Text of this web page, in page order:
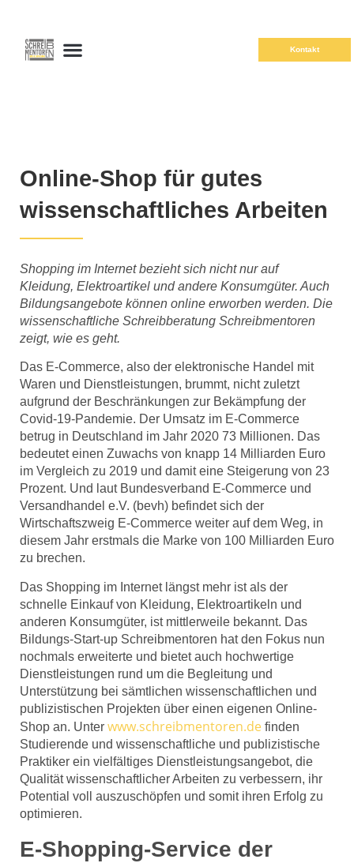
Kontakt
Online-Shop für gutes
wissenschaftliches Arbeiten
Shopping im Internet bezieht sich nicht nur auf
Kleidung, Elektroartikel und andere Konsumgüter. Auch
Bildungsangebote können online erworben werden. Die
wissenschaftliche Schreibberatung Schreibmentoren
zeigt, wie es geht.
Das E-Commerce, also der elektronische Handel mit
Waren und Dienstleistungen, brummt, nicht zuletzt
aufgrund der Beschränkungen zur Bekämpfung der
Covid-19-Pandemie. Der Umsatz im E-Commerce
betrug in Deutschland im Jahr 2020 73 Millionen. Das
bedeutet einen Zuwachs von knapp 14 Milliarden Euro
im Vergleich zu 2019 und damit eine Steigerung von 23
Prozent. Und laut Bundesverband E-Commerce und
Versandhandel e.V. (bevh) befindet sich der
Wirtschaftszweig E-Commerce weiter auf dem Weg, in
diesem Jahr erstmals die Marke von 100 Milliarden Euro
zu brechen.
Das Shopping im Internet längst mehr ist als der
schnelle Einkauf von Kleidung, Elektroartikeln und
anderen Konsumgüter, ist mittlerweile bekannt. Das
Bildungs-Start-up Schreibmentoren hat den Fokus nun
nochmals erweiterte und bietet auch hochwertige
Dienstleistungen rund um die Begleitung und
Unterstützung bei sämtlichen wissenschaftlichen und
publizistischen Projekten über einen eigenen Online-
Shop an. Unter www.schreibmentoren.de finden
Studierende und wissenschaftliche und publizistische
Praktiker ein vielfältiges Dienstleistungsangebot, die
Qualität wissenschaftlicher Arbeiten zu verbessern, ihr
Potential voll auszuschöpfen und somit ihren Erfolg zu
optimieren.
E-Shopping-Service der